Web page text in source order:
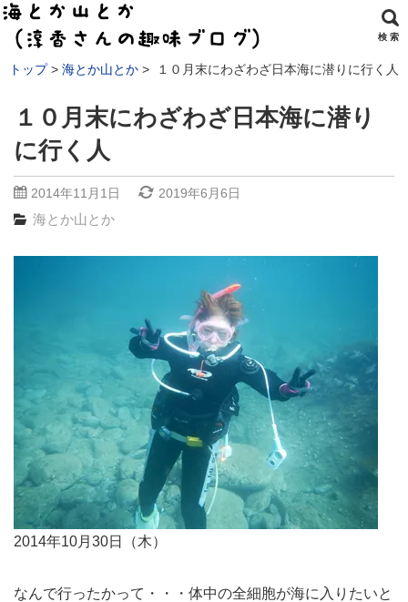
検 索
トップ 海とか山とか １０月末にわざわざ日本海に潜りに行く人
１０月末にわざわざ日本海に潜り
に行く人
2014年11月1日 2019年6月6日
海とか山とか
2014年10月30日（木）
なんで行ったかって・・・体中の全細胞が海に入りたいと